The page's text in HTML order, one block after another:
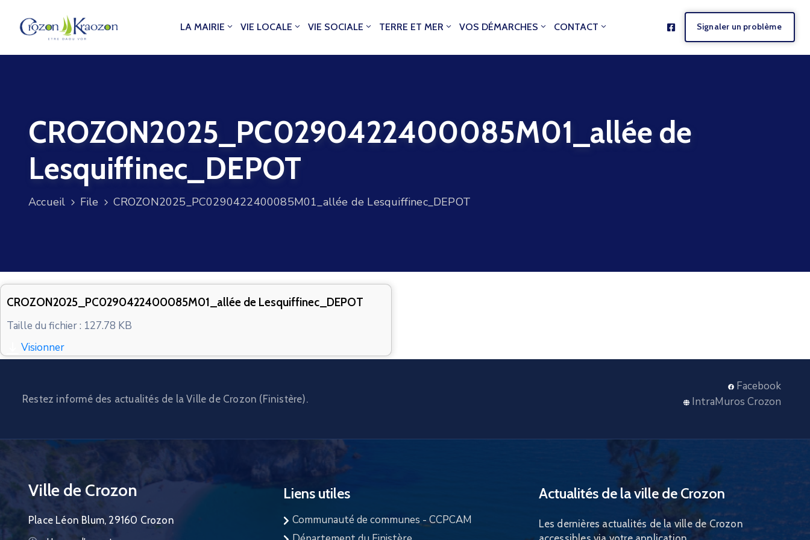
LA MAIRIE VIE LOCALE VIE SOCIALE TERRE ET MER VOS DÉMARCHES CONTACT Signaler un problème
CROZON2025_PC0290422400085M01_allée de
Lesquiffinec_DEPOT
Accueil File CROZON2025_PC0290422400085M01_allée de Lesquiffinec_DEPOT
CROZON2025_PC0290422400085M01_allée de Lesquiffinec_DEPOT
Taille du fichier : 127.78 KB
Visionner
Restez informé des actualités de la Ville de Crozon (Finistère).
Facebook
IntraMuros Crozon
Ville de Crozon
Place Léon Blum, 29160 Crozon
Liens utiles
Communauté de communes - CCPCAM
Actualités de la ville de Crozon
Les dernières actualités de la ville de Crozon